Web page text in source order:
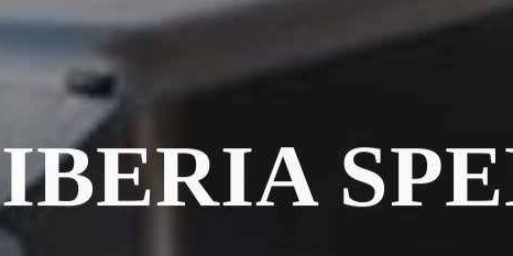
IBERIA